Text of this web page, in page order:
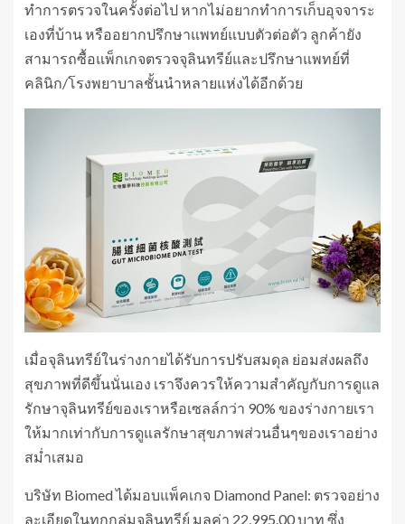
ทำการตรวจในครั้งต่อไป หากไม่อยากทำการเก็บอุจจาระ
เองที่บ้าน หรืออยากปรึกษาแพทย์แบบตัวต่อตัว ลูกค้ายัง
สามารถซื้อแพ็กเกจตรวจจุลินทรีย์และปรึกษาแพทย์ที่
คลินิก/โรงพยาบาลชั้นนำหลายแห่งได้อีกด้วย
เมื่อจุลินทรีย์ในร่างกายได้รับการปรับสมดุล ย่อมส่งผลถึง
สุขภาพที่ดีขึ้นนั่นเอง เราจึงควรให้ความสำคัญกับการดูแล
รักษาจุลินทรีย์ของเราหรือเซลล์กว่า 90% ของร่างกายเรา
ให้มากเท่ากับการดูแลรักษาสุขภาพส่วนอื่นๆของเราอย่าง
สม่ำเสมอ
บริษัท Biomed ได้มอบแพ็คเกจ Diamond Panel: ตรวจอย่าง
ละเอียดในทุกกลุ่มจุลินทรีย์ มูลค่า 22,995.00 บาท ซึ่ง